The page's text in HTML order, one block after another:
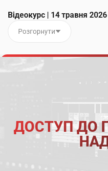
Відеокурс | 14 травня 2026
Розгорнути
ДОСТУП ДО